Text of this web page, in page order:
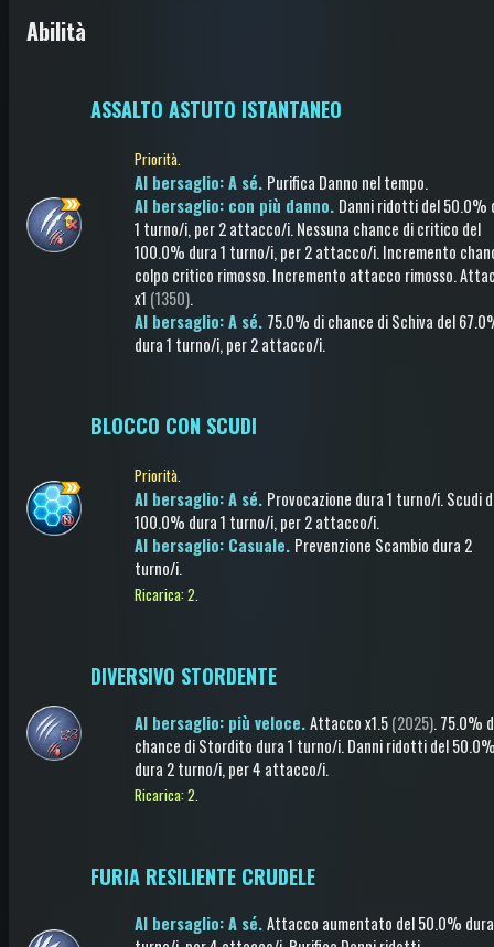
Abilità
ASSALTO ASTUTO ISTANTANEO
Priorità.
Al bersaglio: A sé. Purifica Danno nel tempo.
Al bersaglio: con più danno. Danni ridottidel 50.0%
1 turno/i, per 2 attacco/i.Nessuna chance di critico del
100.0% dura 1 turno/i, per 2 attacco/i.Incremento
colpo critico rimosso.Incremento attacco rimosso.
x1 (1350).
Al bersaglio: A sé. 75.0% di chance diSchiva del
dura 1 turno/i, per 2 attacco/i.
BLOCCO CON SCUDI
Priorità.
Al bersaglio: A sé. Provocazione dura 1 turno/i.Scudi
100.0% dura 1 turno/i, per 2 attacco/i.
Al bersaglio: Casuale. Prevenzione Scambio dura 2
turno/i.
Ricarica: 2.
DIVERSIVO STORDENTE
Al bersaglio: più veloce.Attaccox1.5(2025).75.0%
chance diStordito dura 1 turno/i.Danni ridottidel
dura 2 turno/i, per 4 attacco/i.
Ricarica: 2.
FURIA RESILIENTE CRUDELE
Al bersaglio: A sé.Attacco aumentato del 50.0%